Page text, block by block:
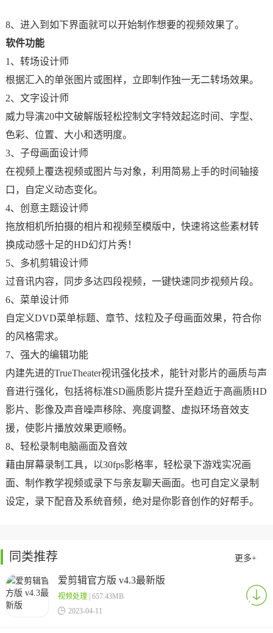
8、进入到如下界面就可以开始制作想要的视频效果了。
软件功能
1、转场设计师
根据汇入的单张图片或图样，立即制作独一无二转场效果。
2、文字设计师
威力导演20中文破解版轻松控制文字特效起迄时间、字型、
色彩、位置、大小和透明度。
3、子母画面设计师
在视频上覆迭视频或图片与对象，利用简易上手的时间轴接
口，自定义动态变化。
4、创意主题设计师
拖放相机所拍摄的相片和视频至模版中，快速将这些素材转
换成动感十足的HD幻灯片秀！
5、多机剪辑设计师
过音讯内容，同步多达四段视频，一键快速同步视频片段。
6、菜单设计师
自定义DVD菜单标题、章节、炫粒及子母画面效果，符合你
的风格需求。
7、强大的编辑功能
内建先进的TrueTheater视讯强化技术，能针对影片的画质与声
音进行强化，包括将标准SD画质影片提升至趋近于高画质HD
影片、影像及声音噪声移除、亮度调整、虚拟环场音效支
援，使影片播放效果更顺畅。
8、轻松录制电脑画面及音效
藉由屏幕录制工具，以30fps影格率，轻松录下游戏实况画
面、制作教学视频或录下与亲友聊天画面。也可自定义录制
设定，录下配音及系统音频，绝对是你影音创作的好帮手。
同类推荐 更多+
爱剪辑官方版 v4.3最新版
视频处理| 657.43MB
 2023-04-11